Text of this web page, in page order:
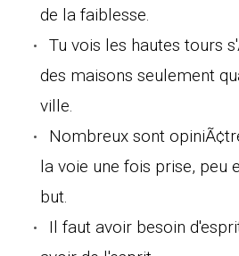
de la faiblesse.
Tu vois les hautes tours
des maisons seulement
ville.
Nombreux sont
la voie une fois prise, peu
but.
Il faut avoir besoin